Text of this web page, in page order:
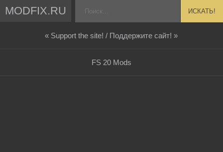
MODFIX.RU ИСКАТЬ!
« Support the site! / Поддержите сайт! »
FS 20 Mods